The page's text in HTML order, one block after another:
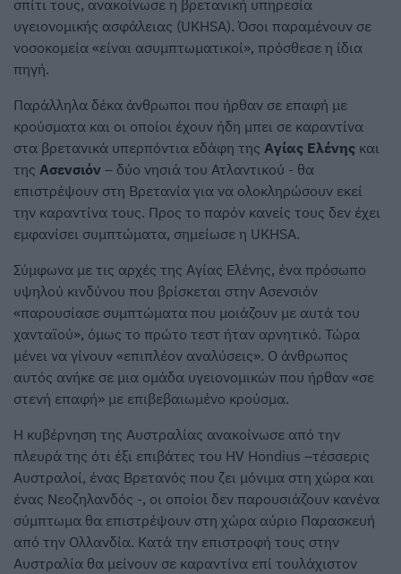
σπίτι τους, ανακοίνωσε η βρετανική υπηρεσία
υγειονομικής ασφάλειας (UKHSA). Όσοι παραμένουν σε
νοσοκομεία «είναι ασυμπτωματικοί», πρόσθεσε η ίδια
πηγή.
Παράλληλα δέκα άνθρωποι που ήρθαν σε επαφή με
κρούσματα και οι οποίοι έχουν ήδη μπει σε καραντίνα
στα βρετανικά υπερπόντια εδάφη της Αγίας Ελένης και
της Ασενσιόν – δύο νησιά του Ατλαντικού - θα
επιστρέψουν στη Βρετανία για να ολοκληρώσουν εκεί
την καραντίνα τους. Προς το παρόν κανείς τους δεν έχει
εμφανίσει συμπτώματα, σημείωσε η UKHSA.
Σύμφωνα με τις αρχές της Αγίας Ελένης, ένα πρόσωπο
υψηλού κινδύνου που βρίσκεται στην Ασενσιόν
«παρουσίασε συμπτώματα που μοιάζουν με αυτά του
χανταϊού», όμως το πρώτο τεστ ήταν αρνητικό. Τώρα
μένει να γίνουν «επιπλέον αναλύσεις». Ο άνθρωπος
αυτός ανήκε σε μια ομάδα υγειονομικών που ήρθαν «σε
στενή επαφή» με επιβεβαιωμένο κρούσμα.
Η κυβέρνηση της Αυστραλίας ανακοίνωσε από την
πλευρά της ότι έξι επιβάτες του HV Hondius –τέσσερις
Αυστραλοί, ένας Βρετανός που ζει μόνιμα στη χώρα και
ένας Νεοζηλανδός -, οι οποίοι δεν παρουσιάζουν κανένα
σύμπτωμα θα επιστρέψουν στη χώρα αύριο Παρασκευή
από την Ολλανδία. Κατά την επιστροφή τους στην
Αυστραλία θα μείνουν σε καραντίνα επί τουλάχιστον